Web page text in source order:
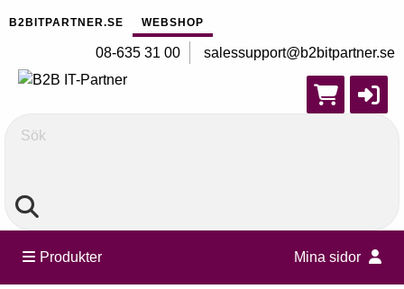
B2BITPARTNER.SE WEBSHOP
08-635 31 00 salessupport@b2bitpartner.se
Sök
Produkter Mina sidor